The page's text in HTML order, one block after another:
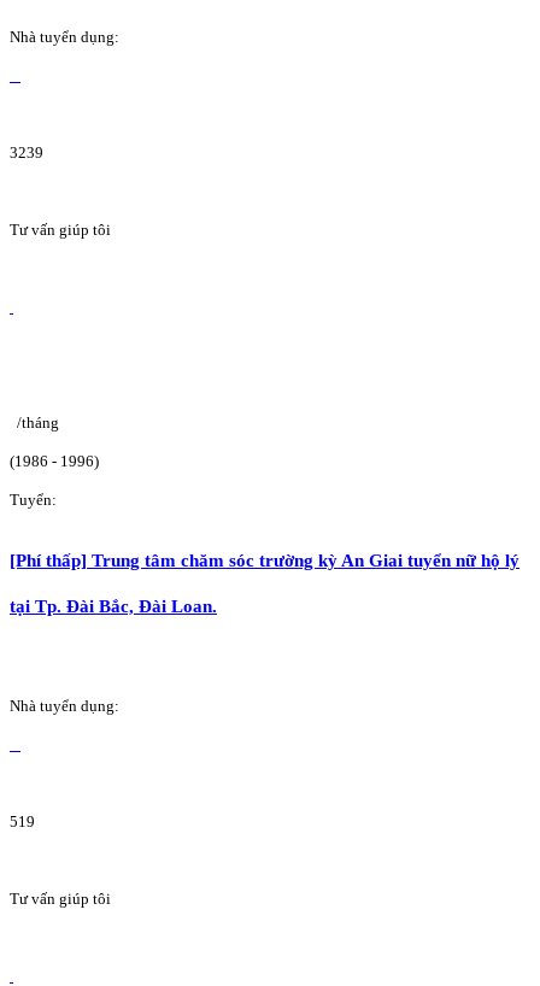
Nhà tuyển dụng:
3239
Tư vấn giúp tôi
/tháng
(1986 - 1996)
Tuyển:
[Phí thấp] Trung tâm chăm sóc trường kỳ An Giai tuyển nữ hộ lý
tại Tp. Đài Bắc, Đài Loan.
Nhà tuyển dụng:
519
Tư vấn giúp tôi